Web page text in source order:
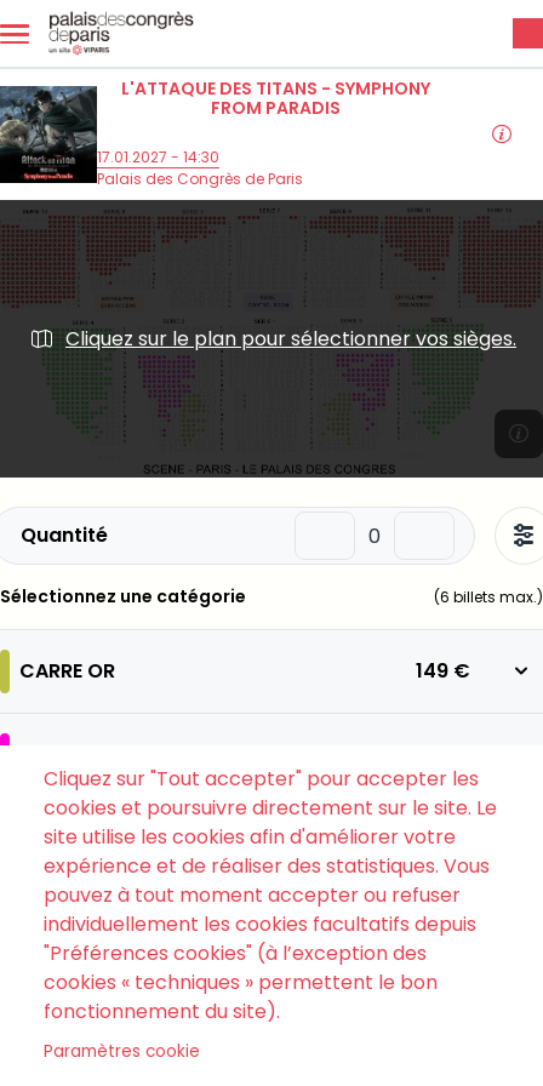
Aller au contenu principal
L'ATTAQUE DES TITANS - SYMPHONY
FROM PARADIS
17.01.2027 - 14:30
Palais des Congrès de Paris
Cliquez sur le plan pour sélectionner vos sièges.
Quantité
Sélectionnez une catégorie (6 billets max.)
CARRE OR 149 €
CATEGORIE 2 89 €
CATEGORIE 3 69 €
Cliquez sur "Tout accepter" pour accepter les
cookies et poursuivre directement sur le site. Le
site utilise les cookies afin d'améliorer votre
expérience et de réaliser des statistiques. Vous
pouvez à tout moment accepter ou refuser
individuellement les cookies facultatifs depuis
"Préférences cookies" (à l’exception des
cookies « techniques » permettent le bon
fonctionnement du site).
Paramètres cookie